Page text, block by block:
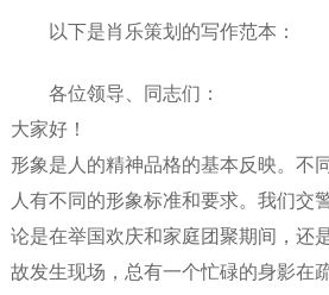
以下是肖乐策划的写作范本：
各位领导、同志们：
大家好！
形象是人的精神品格的基本反映。不
人有不同的形象标准和要求。我们交
论是在举国欢庆和家庭团聚期间，还
故发生现场，总有一个忙碌的身影在